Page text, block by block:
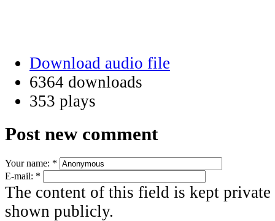
Download audio file
6364 downloads
353 plays
Post new comment
Your name: *
E-mail: *
The content of this field is kept
shown publicly.